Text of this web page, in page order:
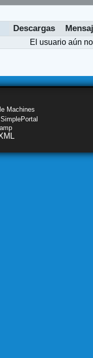
Descargas
El usuario aún
Machines